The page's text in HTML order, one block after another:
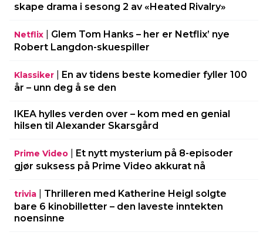
skape drama i sesong 2 av «Heated Rivalry»
Netflix
Glem Tom Hanks – her er Netflix’ nye
Robert Langdon-skuespiller
Klassiker
En av tidens beste komedier fyller 100
år – unn deg å se den
IKEA hylles verden over – kom med en genial
hilsen til Alexander Skarsgård
Prime Video
Et nytt mysterium på 8-episoder
gjør suksess på Prime Video akkurat nå
trivia
Thrilleren med Katherine Heigl solgte
bare 6 kinobilletter – den laveste inntekten
noensinne